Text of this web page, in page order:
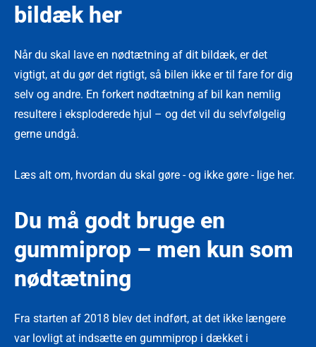
bildæk her
Når du skal lave en nødtætning af dit bildæk, er det
vigtigt, at du gør det rigtigt, så bilen ikke er til fare for dig
selv og andre. En forkert nødtætning af bil kan nemlig
resultere i eksploderede hjul – og det vil du selvfølgelig
gerne undgå.
Læs alt om, hvordan du skal gøre - og ikke gøre - lige her.
Du må godt bruge en
gummiprop – men kun som
nødtætning
Fra starten af 2018 blev det indført, at det ikke længere
var lovligt at indsætte en gummiprop i dækket i